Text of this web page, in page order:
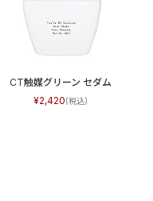
CT触媒グリーン セダム
2,420